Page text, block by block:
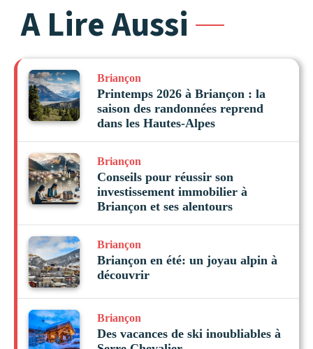
A Lire Aussi
Briançon
Printemps 2026 à Briançon : la
saison des randonnées reprend
dans les Hautes-Alpes
Briançon
Conseils pour réussir son
investissement immobilier à
Briançon et ses alentours
Briançon
Briançon en été: un joyau alpin à
découvrir
Briançon
Des vacances de ski inoubliables à